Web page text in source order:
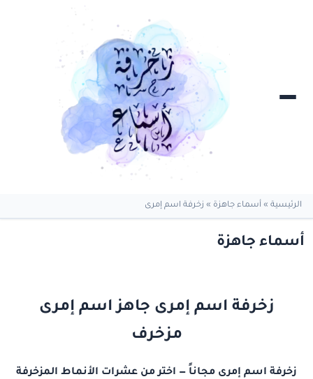
الرئيسية » أسماء جاهزة » زخرفة اسم إمرى
أسماء جاهزة
زخرفة اسم إمرى جاهز اسم إمرى
مزخرف
زخرفة اسم إمرى مجاناً — اختر من عشرات الأنماط المزخرفة